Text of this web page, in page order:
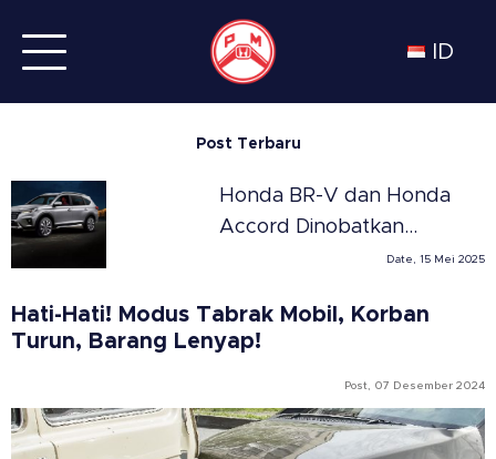
ID
Hati-Hati! Modus Tabrak Mobil, Korban
Turun, Barang Lenyap!
Post, 07 Desember 2024
Post Terbaru
Honda BR-V dan Honda
Accord Dinobatkan
Sebagai SUV dan Sedan
Meksiko versi Automovil
Panamericano
Date, 15 Mei 2025